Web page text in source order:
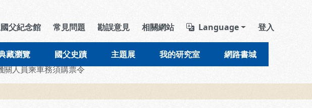
導覽列區塊
父紀念館 常見問題 勘誤意見 相關網站 Language 登入
藏瀏覽 國父史蹟 主題展 我的研究室 網路書城
關人員乘車務須購票令